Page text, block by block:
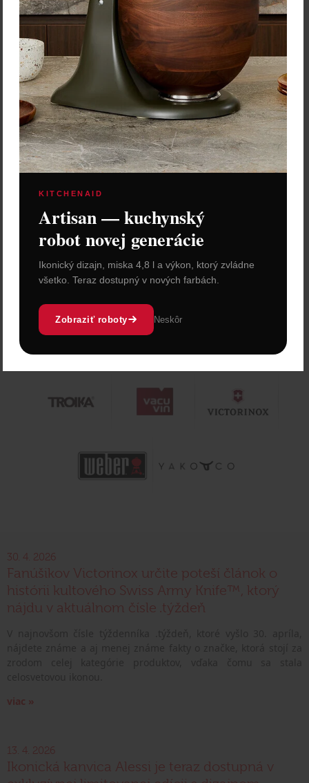
30. 4. 2026
Fanúšikov Victorinox určite poteší článok o
histórii kultového Swiss Army Knife™, ktorý
nájdu v aktuálnom čísle .týždeň
viac »
13. 4. 2026
Ikonická kanvica Alessi je teraz dostupná v
KITCHENAID
Artisan — kuchynský
robot novej generácie
Ikonický dizajn, miska 4,8 l a výkon, ktorý zvládne
všetko. Teraz dostupný v nových farbách.
Zobraziť roboty Neskôr